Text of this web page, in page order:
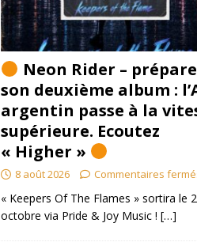
Neon Rider – prépare
son deuxième album :
argentin passe à la
supérieure. Ecoutez
« Higher »
8 août 2026 Commentaires
« Keepers Of The Flames » sortira le
octobre via Pride & Joy Music ! […]